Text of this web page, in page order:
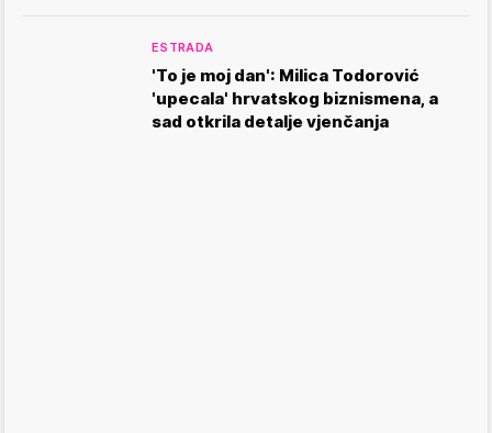
ESTRADA
'To je moj dan': Milica Todorović
'upecala' hrvatskog biznismena, a
sad otkrila detalje vjenčanja